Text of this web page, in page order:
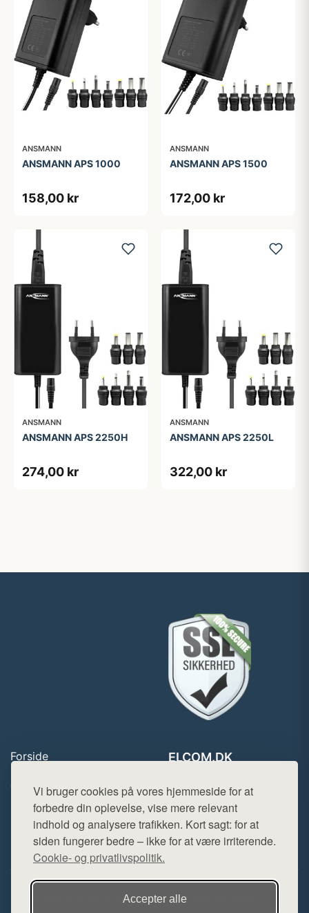
Vi bruger cookies på vores hjemmeside for at
forbedre din oplevelse, vise mere relevant
indhold og analysere trafikken. Kort sagt: for at
siden fungerer bedre – ikke for at være irriterende.
Cookie- og privatlivspolitik.
Accepter alle
ANSMANN
ANSMANN APS 1000
158,00 kr
ANSMANN
ANSMANN APS 1500
172,00 kr
ANSMANN
ANSMANN APS 2250H
274,00 kr
ANSMANN
ANSMANN APS 2250L
322,00 kr
Forside
Top Rabatter
Blog
Kontakt
ELCOM.DK
Mail: hej@want.dk
Cookie- og privatlivspolitik
Denne side er en del af want.dk, der udgiver en række